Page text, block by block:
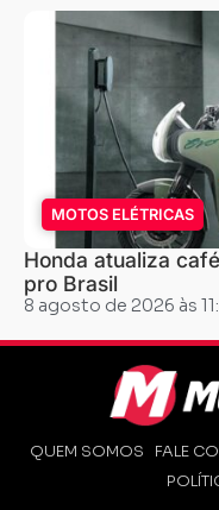
MOTOS ELÉTRICAS
Honda atualiza
pro Brasil
8 agosto de 2026 às
QUEM SOMOS FALE